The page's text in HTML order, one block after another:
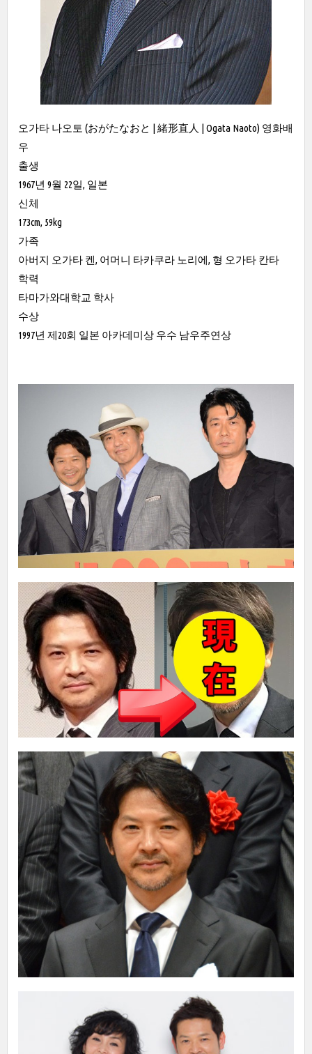
오가타 나오토 (おがたなおと | 緒形直人 | Ogata Naoto) 영화배
우
출생
1967년 9월 22일, 일본
신체
173cm, 59kg
가족
아버지 오가타 켄, 어머니 타카쿠라 노리에, 형 오가타 칸타
학력
타마가와대학교 학사
수상
1997년 제20회 일본 아카데미상 우수 남우주연상